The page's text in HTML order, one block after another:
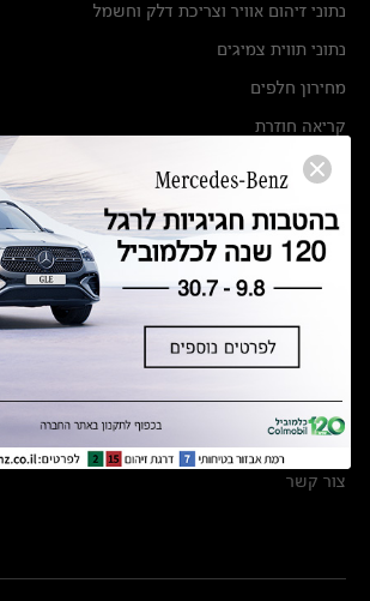
נתוני זיהום אוויר וצריכת דלק וחשמל
נתוני תווית צמיגים
מחירון חלפים
קריאה חוזרת
הודעה על הטבות לרכבי מרצדס בהסדר פשרה בתצ 56447-02-19
תקנון ימי מכירות 120 לכלמוביל
מצאו אותנו
אולמות תצוגה
מרכזי שירות
צור קשר